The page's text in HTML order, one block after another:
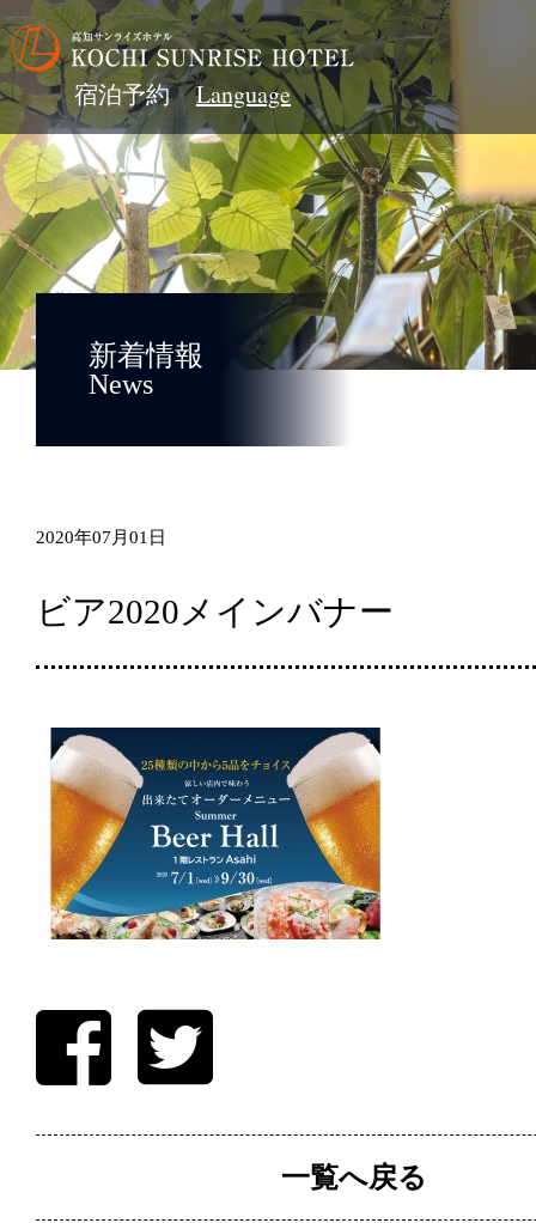
宿泊予約
新着情報
News
2020年07月01日
ビア2020メインバナー
一覧へ戻る